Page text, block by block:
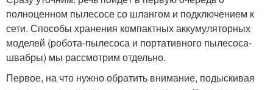
полноценном пылесосе со шлангом и подключением к
сети. Способы хранения компактных аккумуляторных
моделей (робота-пылесоса и портативного пылесоса-
швабры) мы рассмотрим отдельно.
Первое, на что нужно обратить внимание, подыскивая